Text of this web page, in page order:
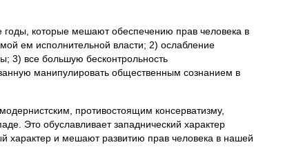
годы, которые мешают обеспечению прав человека в
ем исполнительной власти; 2) ослабление
3) все большую бесконтрольность
манипулировать общественным сознанием в
противостоящим консерватизму,
Это обуславливает западнический характер
характер и мешают развитию прав человека в нашей